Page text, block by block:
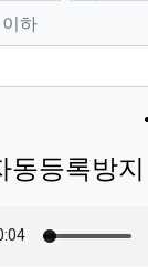
하
동등록방지